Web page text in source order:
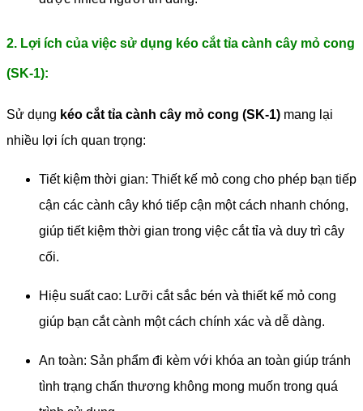
2. Lợi ích của việc sử dụng kéo cắt tỉa cành cây mỏ cong
(SK-1):
Sử dụng kéo cắt tỉa cành cây mỏ cong (SK-1) mang lại
nhiều lợi ích quan trọng:
Tiết kiệm thời gian: Thiết kế mỏ cong cho phép bạn tiếp
cận các cành cây khó tiếp cận một cách nhanh chóng,
giúp tiết kiệm thời gian trong việc cắt tỉa và duy trì cây
cối.
Hiệu suất cao: Lưỡi cắt sắc bén và thiết kế mỏ cong
giúp bạn cắt cành một cách chính xác và dễ dàng.
An toàn: Sản phẩm đi kèm với khóa an toàn giúp tránh
tình trạng chấn thương không mong muốn trong quá